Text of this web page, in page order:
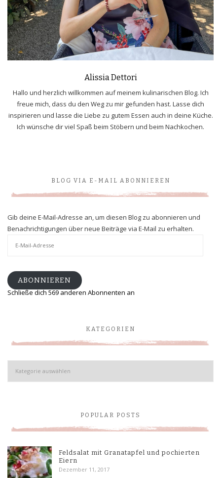
Alissia Dettori
Hallo und herzlich willkommen auf meinem kulinarischen Blog. Ich
freue mich, dass du den Weg zu mir gefunden hast. Lasse dich
inspirieren und lasse die Liebe zu gutem Essen auch in deine Küche.
Ich wünsche dir viel Spaß beim Stöbern und beim Nachkochen.
BLOG VIA E-MAIL ABONNIEREN
Gib deine E-Mail-Adresse an, um diesen Blog zu abonnieren und
Benachrichtigungen über neue Beiträge via E-Mail zu erhalten.
ABONNIEREN
Schließe dich 569 anderen Abonnenten an
KATEGORIEN
Kategorien
POPULAR POSTS
Feldsalat mit Granatapfel und pochierten
Eiern
Dezember 11, 2017